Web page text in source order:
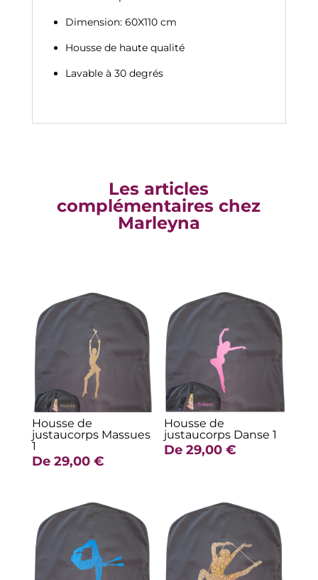
Dimension: 60X110 cm
Housse de haute qualité
Lavable à 30 degrés
Les articles
complémentaires chez
Marleyna
Housse de
justaucorps Massues
1
De 29,00 €
Housse de
justaucorps Danse 1
De29,00€